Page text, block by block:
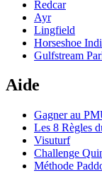
Redcar
Ayr
Lingfield
Horseshoe
Gulfstream
Aide
Gagner au
Les 8 Règles
Visuturf
Challenge
Méthode